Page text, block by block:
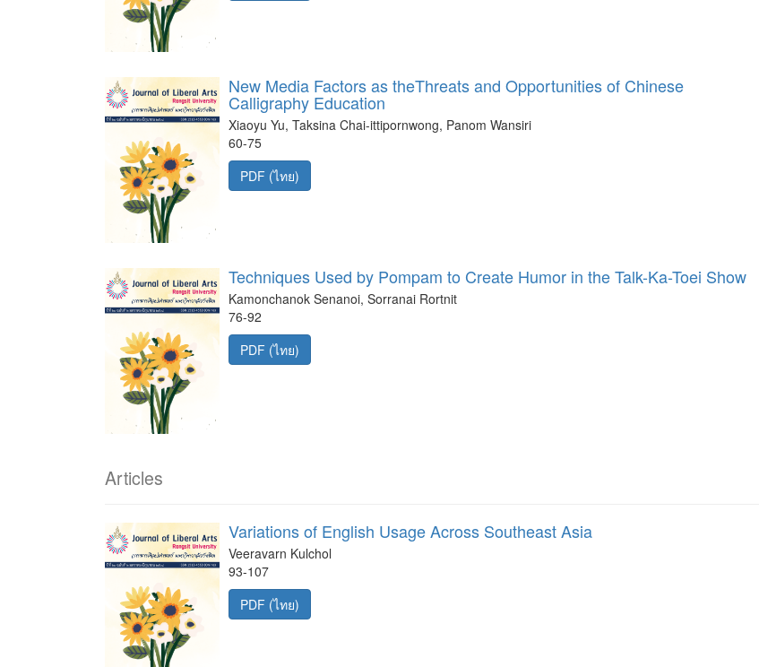
New Media Factors as theThreats and Opportunities of Chinese
Calligraphy Education
Xiaoyu Yu, Taksina Chai-ittipornwong, Panom Wansiri
60-75
PDF (ไทย)
Techniques Used by Pompam to Create Humor in the Talk-Ka-Toei Show
Kamonchanok Senanoi, Sorranai Rortnit
76-92
PDF (ไทย)
Articles
Variations of English Usage Across Southeast Asia
Veeravarn Kulchol
93-107
PDF (ไทย)